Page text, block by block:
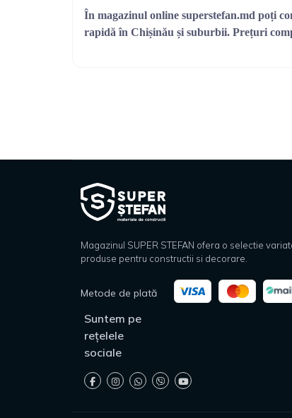
În magazinul online superstefan.md poți
rapidă în Chișinău și suburbii. Prețuri
Magazinul SUPER STEFAN ofera o selectie
produse pentru constructii si decorare.
Metode de plată
Suntem pe
rețelele
sociale